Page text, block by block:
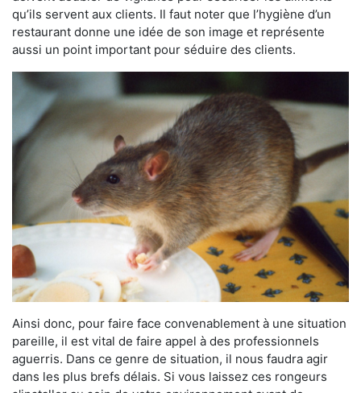
qu’ils servent aux clients. Il faut noter que l’hygiène d’un
restaurant donne une idée de son image et représente
aussi un point important pour séduire des clients.
Ainsi donc, pour faire face convenablement à une situation
pareille, il est vital de faire appel à des professionnels
aguerris. Dans ce genre de situation, il nous faudra agir
dans les plus brefs délais. Si vous laissez ces rongeurs